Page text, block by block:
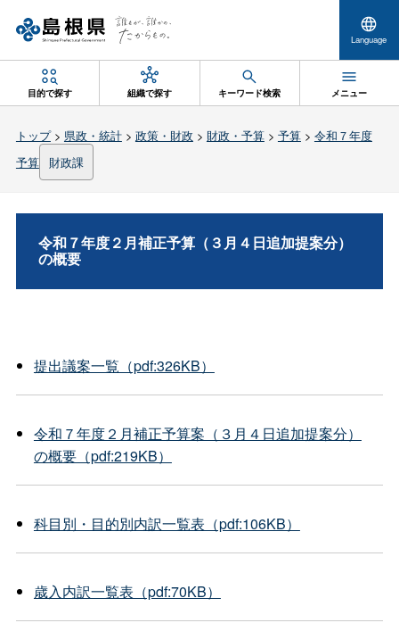
Language
目的で探す 組織で探す キーワード検索 メニュー
トップ> 県政・統計> 政策・財政 > 財政・予算> 予算> 令和７年度
予算
財政課
令和７年度２月補正予算（３月４日追加提案分）
の概要
提出議案一覧（pdf:326KB）
令和７年度２月補正予算案（３月４日追加提案分）
の概要（pdf:219KB）
科目別・目的別内訳一覧表（pdf:106KB）
歳入内訳一覧表（pdf:70KB）